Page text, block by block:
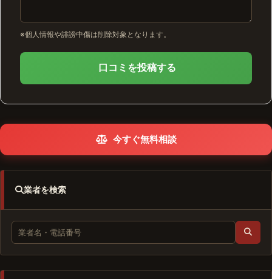
※個人情報や誹謗中傷は削除対象となります。
口コミを投稿する
今すぐ無料相談
業者を検索